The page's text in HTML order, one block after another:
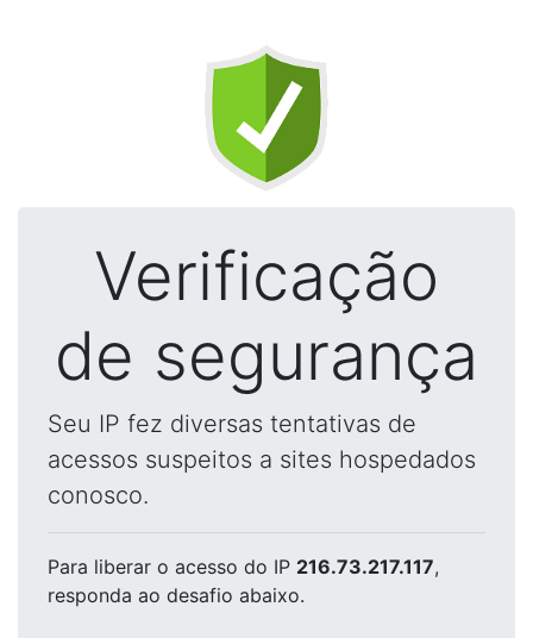
Verificação
de segurança
Seu IP fez diversas tentativas de
acessos suspeitos a sites hospedados
conosco.
Para liberar o acesso do IP 216.73.217.117,
responda ao desafio abaixo.